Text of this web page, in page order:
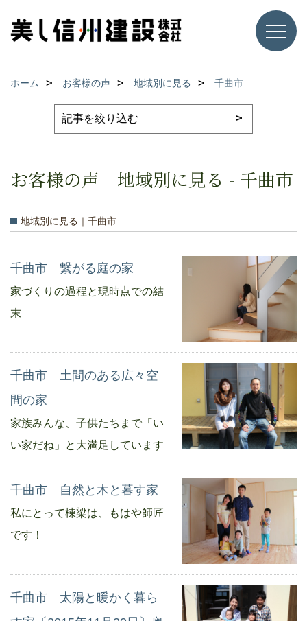
ホーム お客様の声 地域別に見る 千曲市
お客様の声 地域別に見る - 千曲市
地域別に見る｜千曲市
千曲市 繋がる庭の家
家づくりの過程と現時点での結
末
千曲市 土間のある広々空
間の家
家族みんな、子供たちまで「い
い家だね」と大満足しています
千曲市 自然と木と暮す家
私にとって棟梁は、もはや師匠
です！
千曲市 太陽と暖かく暮ら